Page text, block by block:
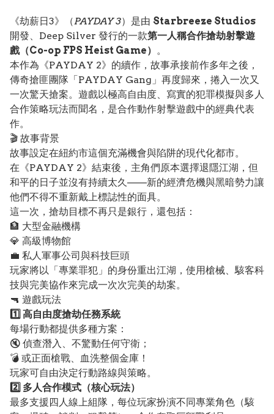
《劫薪日3》（PAYDAY 3）是由 Starbreeze Studios
開發、Deep Silver 發行的一款第一人稱合作搶劫射擊遊
戲（Co-op FPS Heist Game） 。
本作為《PAYDAY 2》的續作，故事承接前作多年之後，
傳奇搶匪團隊「PAYDAY Gang」再度歸來，捲入一次又
一次驚天搶案。遊戲以極高自由度、寫實的犯罪模擬與多人
合作策略玩法而聞名，是合作動作射擊遊戲中的經典代表
作。
🎬 故事背景
故事設定在紐約市這個充滿機會與陷阱的現代化都市。
在《PAYDAY 2》結束後，主角們原本選擇退隱江湖，但
和平的日子並沒有持續太久——新的經濟危機與黑暗勢力讓
他們不得不重新戴上標誌性的面具。
這一次，搶劫目標不再只是銀行，還包括：
🏦 大型金融機構
💎 高級博物館
💼 私人軍事公司與科技巨頭
玩家將以「專業罪犯」的身份重出江湖，使用槍械、駭客科
技與完美協作來完成一次次完美的劫案。
🔫 遊戲玩法
1️⃣ 高自由度搶劫任務系統
每場行動都提供多種方案：
🔇 偵查潛入、不驚動任何守衛；
💣 或正面槍戰、血洗整個金庫！
玩家可自由決定行動路線與策略。
2️⃣ 多人合作模式（核心玩法）
最多支援四人線上組隊，每位玩家扮演不同專業角色（駭